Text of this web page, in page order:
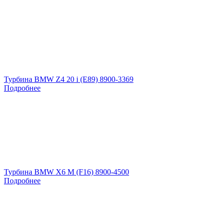
Турбина BMW Z4 20 i (E89) 8900-3369
Подробнее
Турбина BMW X6 M (F16) 8900-4500
Подробнее